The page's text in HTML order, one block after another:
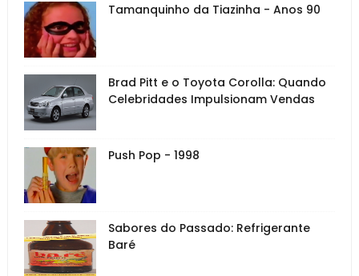
Tamanquinho da Tiazinha - Anos 90
Brad Pitt e o Toyota Corolla: Quando
Celebridades Impulsionam Vendas
Push Pop - 1998
Sabores do Passado: Refrigerante
Baré